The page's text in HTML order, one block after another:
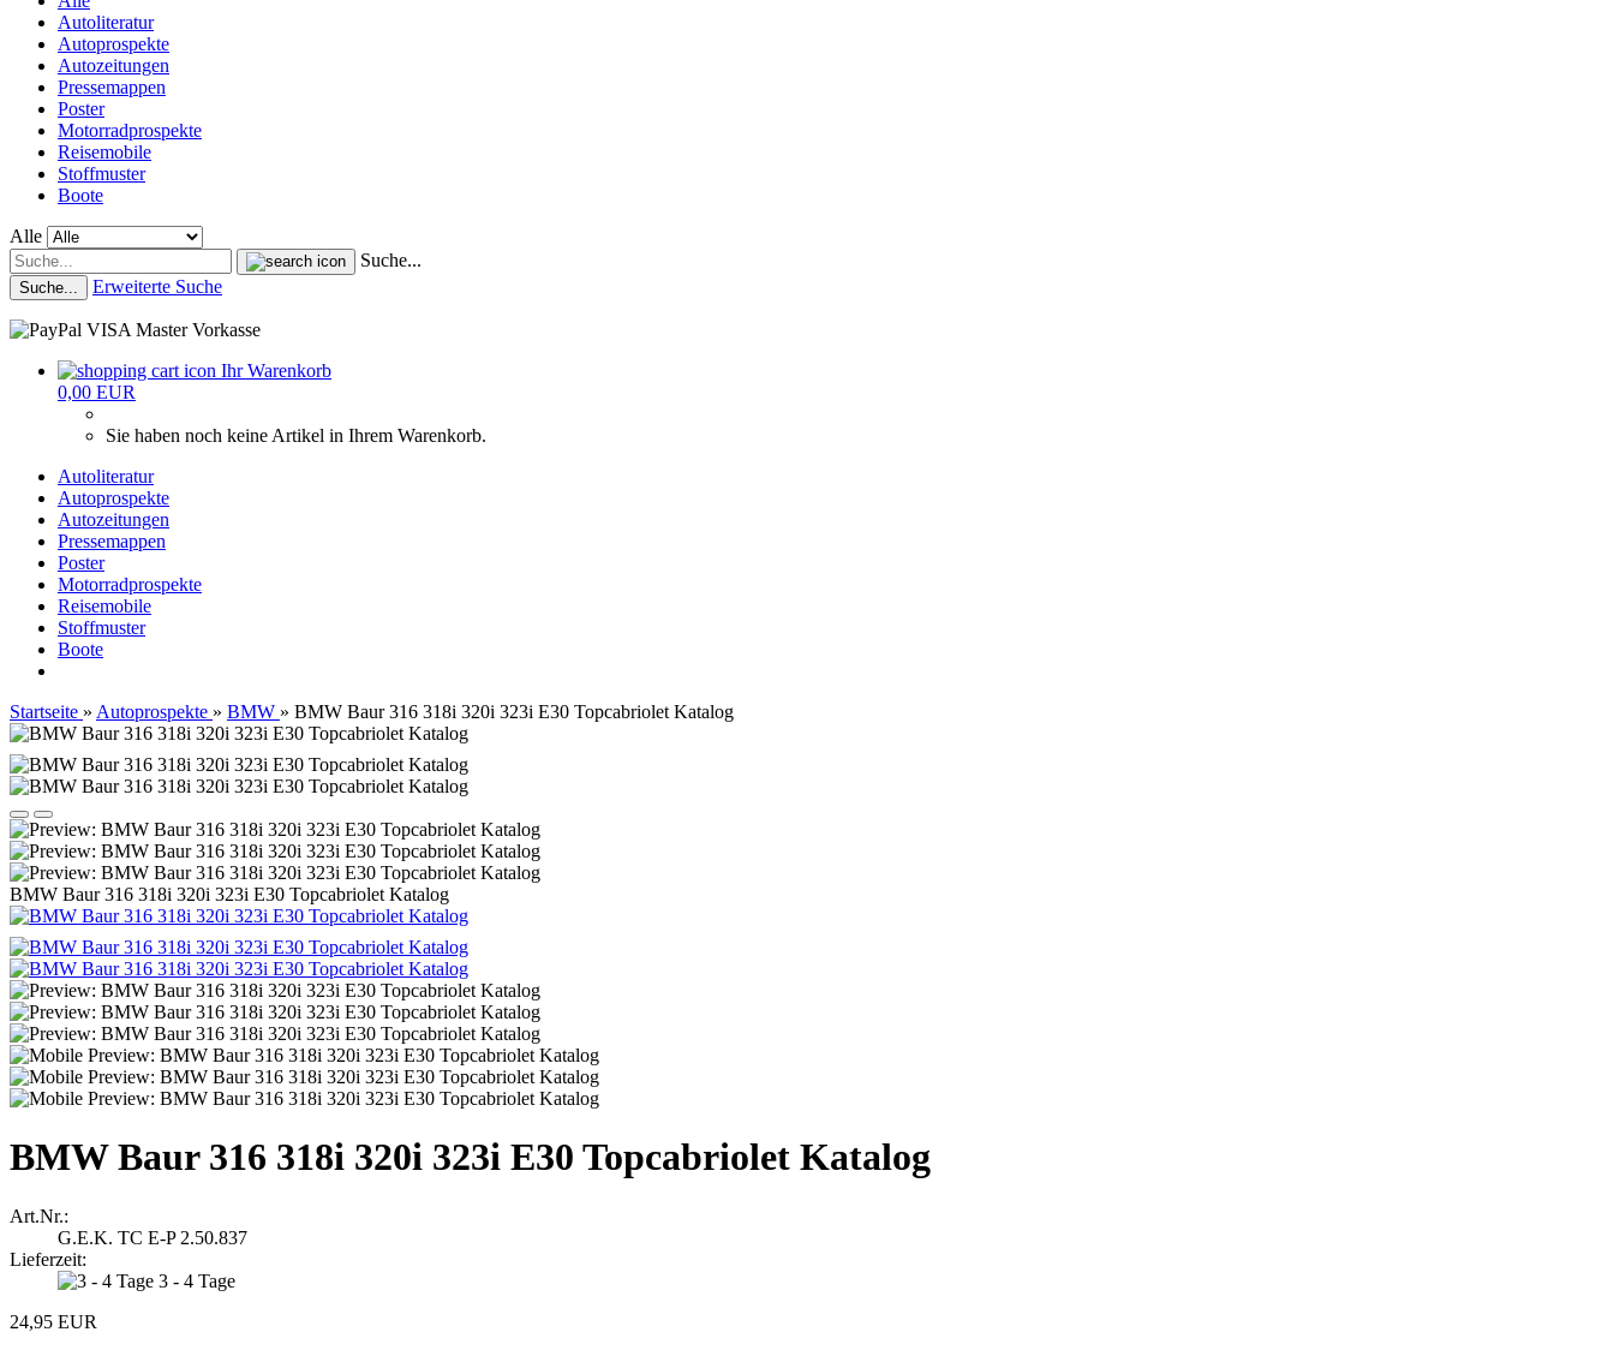
Autoliteratur
Autoprospekte
Autozeitungen
Pressemappen
Poster
Motorradprospekte
Reisemobile
Stoffmuster
Boote
Alle
Suche...
Suche... Erweiterte Suche
Ihr Warenkorb
0,00 EUR
Sie haben noch keine Artikel in Ihrem Warenkorb.
Autoliteratur
Autoprospekte
Autozeitungen
Pressemappen
Poster
Motorradprospekte
Reisemobile
Stoffmuster
Boote
Startseite » Autoprospekte » BMW » BMW Baur 316 318i 320i 323i E30 Topcabriolet Katalog
BMW Baur 316 318i 320i 323i E30 Topcabriolet Katalog
BMW Baur 316 318i 320i 323i E30 Topcabriolet Katalog
Art.Nr.:
G.E.K. TC E-P 2.50.837
Lieferzeit:
3 - 4 Tage
24,95 EUR